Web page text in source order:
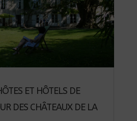
ET HÔTELS DE
DES CHÂTEAUX DE LA